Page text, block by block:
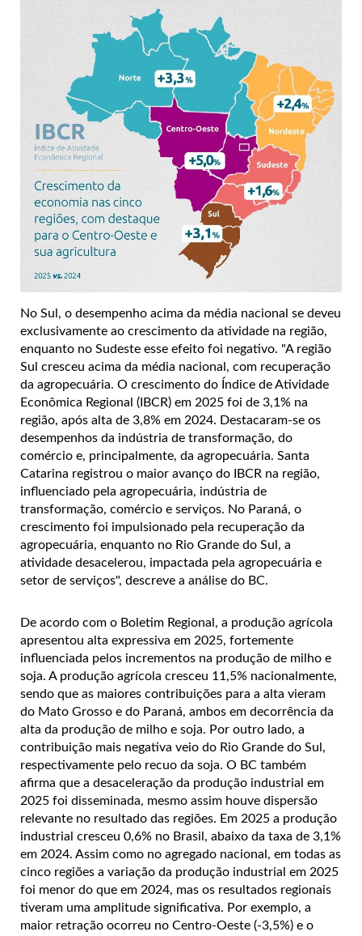
No Sul, o desempenho acima da média nacional se deveu
exclusivamente ao crescimento da atividade na região,
enquanto no Sudeste esse efeito foi negativo. "A região
Sul cresceu acima da média nacional, com recuperação
da agropecuária. O crescimento do Índice de Atividade
Econômica Regional (IBCR) em 2025 foi de 3,1% na
região, após alta de 3,8% em 2024. Destacaram-se os
desempenhos da indústria de transformação, do
comércio e, principalmente, da agropecuária. Santa
Catarina registrou o maior avanço do IBCR na região,
influenciado pela agropecuária, indústria de
transformação, comércio e serviços. No Paraná, o
crescimento foi impulsionado pela recuperação da
agropecuária, enquanto no Rio Grande do Sul, a
atividade desacelerou, impactada pela agropecuária e
setor de serviços", descreve a análise do BC.
De acordo com o Boletim Regional, a produção agrícola
apresentou alta expressiva em 2025, fortemente
influenciada pelos incrementos na produção de milho e
soja. A produção agrícola cresceu 11,5% nacionalmente,
sendo que as maiores contribuições para a alta vieram
do Mato Grosso e do Paraná, ambos em decorrência da
alta da produção de milho e soja. Por outro lado, a
contribuição mais negativa veio do Rio Grande do Sul,
respectivamente pelo recuo da soja. O BC também
afirma que a desaceleração da produção industrial em
2025 foi disseminada, mesmo assim houve dispersão
relevante no resultado das regiões. Em 2025 a produção
industrial cresceu 0,6% no Brasil, abaixo da taxa de 3,1%
em 2024. Assim como no agregado nacional, em todas as
cinco regiões a variação da produção industrial em 2025
foi menor do que em 2024, mas os resultados regionais
tiveram uma amplitude significativa. Por exemplo, a
maior retração ocorreu no Centro-Oeste (-3,5%) e o